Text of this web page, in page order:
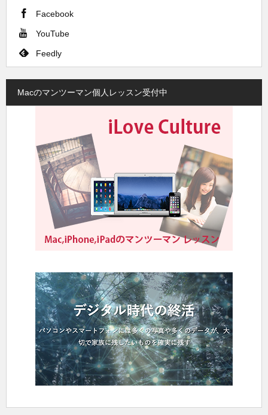
Facebook
YouTube
Feedly
Macのマンツーマン個人レッスン受付中